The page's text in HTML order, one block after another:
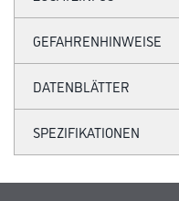
GEFAHRENHINWEISE
DATENBLÄTTER
SPEZIFIKATIONEN